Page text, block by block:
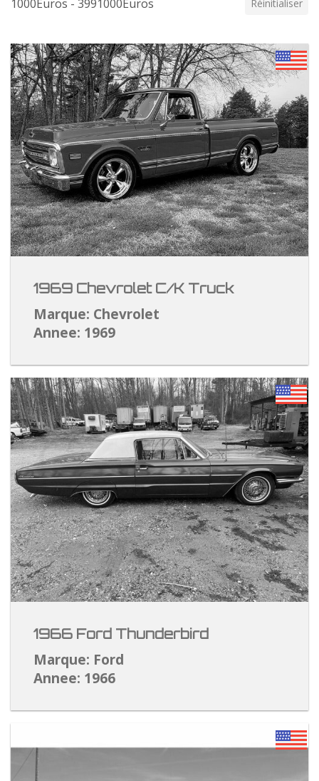
1000Euros - 3991000Euros Réinitialiser
1969 Chevrolet C/K Truck
Marque: Chevrolet
Annee: 1969
1966 Ford Thunderbird
Marque: Ford
Annee: 1966